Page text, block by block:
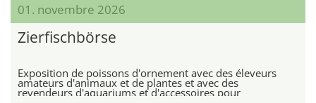
01. novembre 2026
Zierfischbörse
Exposition de poissons d'ornement avec des éleveurs
amateurs d'animaux et de plantes et avec des
revendeurs d'aquariums et d'accessoires pour